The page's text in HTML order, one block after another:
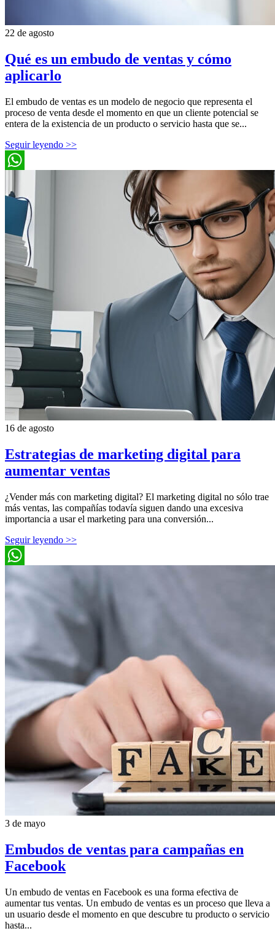
22 de agosto
Qué es un embudo de ventas y cómo
aplicarlo
El embudo de ventas es un modelo de negocio que representa el
proceso de venta desde el momento en que un cliente potencial se
entera de la existencia de un producto o servicio hasta que se...
Seguir leyendo >>
16 de agosto
Estrategias de marketing digital para
aumentar ventas
¿Vender más con marketing digital? El marketing digital no sólo trae
más ventas, las compañías todavía siguen dando una excesiva
importancia a usar el marketing para una conversión...
Seguir leyendo >>
WhatsApp
3 de mayo
Embudos de ventas para campañas en
Facebook
Un embudo de ventas en Facebook es una forma efectiva de
aumentar tus ventas. Un embudo de ventas es un proceso que lleva a
un usuario desde el momento en que descubre tu producto o servicio
hasta...